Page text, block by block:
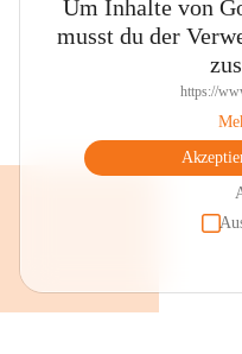
Um Inhalte von
musst du der
https://